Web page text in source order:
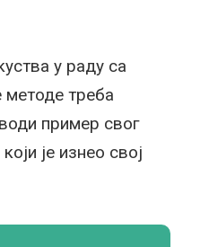
у раду са
методе треба
пример свог
је изнео свој